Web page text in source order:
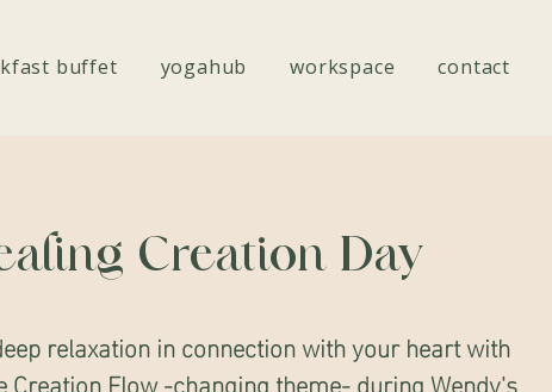
buffet yogahub workspace contact
Creation Day
relaxation in connection with your heart with
Creation Flow -changing theme- during Wendy's